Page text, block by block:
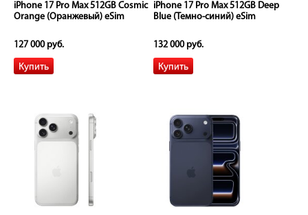
iPhone 17 Pro Max 512GB Cosmic
Orange (Оранжевый) eSim
127 000 руб.
iPhone 17 Pro Max 512GB Deep
Blue (Темно-синий) eSim
132 000 руб.